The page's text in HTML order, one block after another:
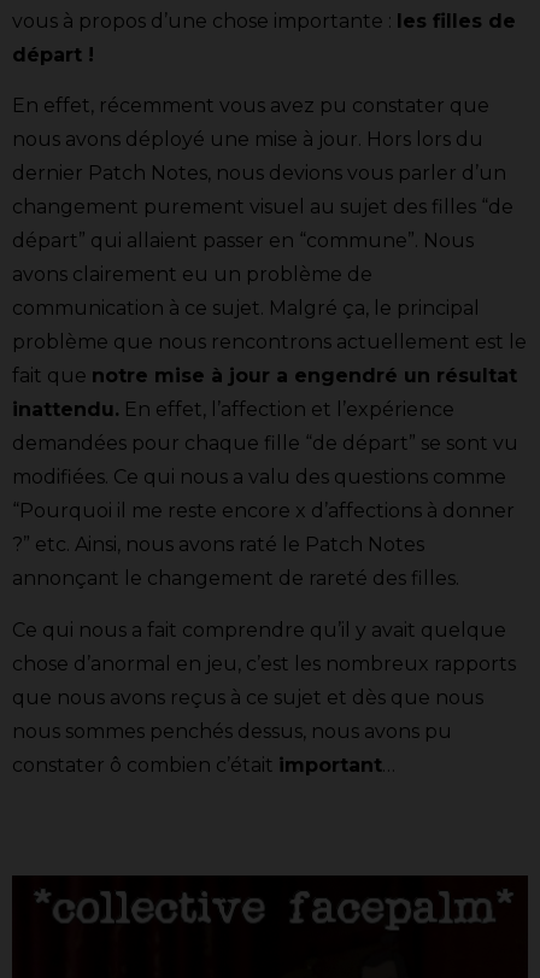
vous à propos d’une chose importante : les filles de
départ !
En effet, récemment vous avez pu constater que
nous avons déployé une mise à jour. Hors lors du
dernier Patch Notes, nous devions vous parler d’un
changement purement visuel au sujet des filles “de
départ” qui allaient passer en “commune”. Nous
avons clairement eu un problème de
communication à ce sujet. Malgré ça, le principal
problème que nous rencontrons actuellement est le
fait que notre mise à jour a engendré un résultat
inattendu. En effet, l’affection et l’expérience
demandées pour chaque fille “de départ” se sont vu
modifiées. Ce qui nous a valu des questions comme
“Pourquoi il me reste encore x d’affections à donner
?” etc. Ainsi, nous avons raté le Patch Notes
annonçant le changement de rareté des filles.
Ce qui nous a fait comprendre qu’il y avait quelque
chose d’anormal en jeu, c’est les nombreux rapports
que nous avons reçus à ce sujet et dès que nous
nous sommes penchés dessus, nous avons pu
constater ô combien c’était important…